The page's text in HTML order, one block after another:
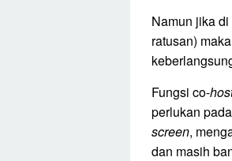
Namun jika
ratusan)
Fungsi co-
perlukan
screen,
dan masih